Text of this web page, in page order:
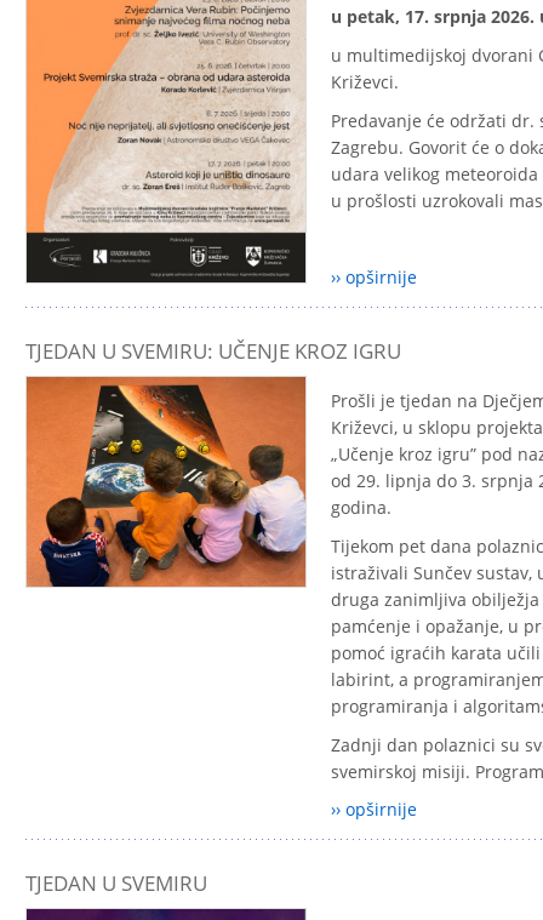
u petak, 17. srpnja 2026.
u multimedijskoj dvorani
Križevci.
Predavanje će održati dr.
Zagrebu. Govorit će o
udara velikog
u prošlosti uzrokovali
›› opširnije
TJEDAN U SVEMIRU: UČENJE KROZ IGRU
Prošli je tjedan na
Križevci, u sklopu
„Učenje kroz igru” pod
od 29. lipnja do 3. srpnja
godina.
Tijekom pet dana
istraživali Sunčev
druga zanimljiva
pamćenje i opažanje, u
pomoć igraćih karata
labirint, a
programiranja i
Zadnji dan polaznici su
svemirskoj misiji.
›› opširnije
TJEDAN U SVEMIRU